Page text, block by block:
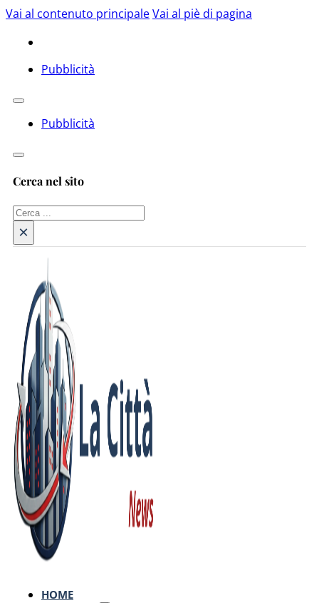
Vai al contenuto principaleVai al piè di pagina
Pubblicità
Pubblicità
Cerca nel sito
Cerca
×
HOME